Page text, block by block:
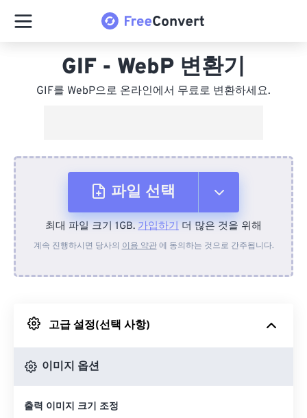
GIF - WebP 변환기
GIF를 WebP으로 온라인에서 무료로 변환하세요.
파일 선택
장치에서
Google 드라이브에서
최대 파일 크기 1GB. 가입하기 더 많은 것을 위해
계속 진행하시면 당사의 이용 약관에 동의하는 것으로 간주됩니다.
고급 설정(선택 사항)
이미지 옵션
출력 이미지 크기 조정